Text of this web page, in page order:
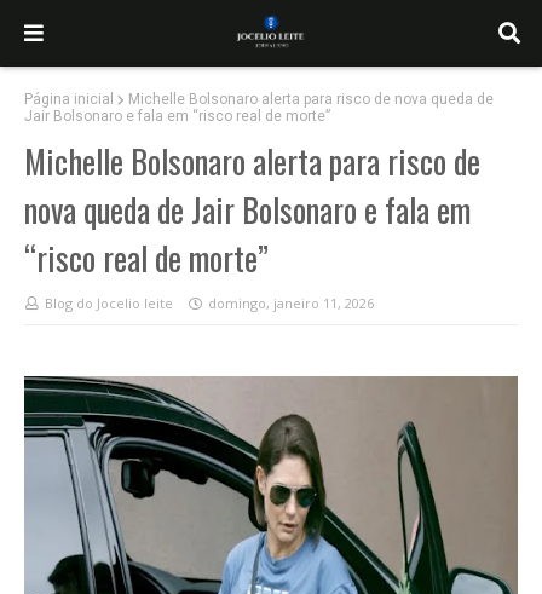
Página inicial
Michelle Bolsonaro alerta para risco de nova queda de
Jair Bolsonaro e fala em “risco real de morte”
Michelle Bolsonaro alerta para risco de
nova queda de Jair Bolsonaro e fala em
“risco real de morte”
Blog do Jocelio leite domingo, janeiro 11, 2026